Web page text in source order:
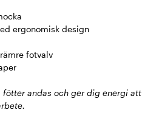
ergonomisk design
fotvalv
fötter andas och ger dig energi att